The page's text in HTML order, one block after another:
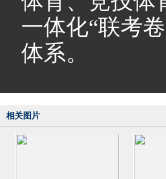
一体化“联考
体系。
相关图片